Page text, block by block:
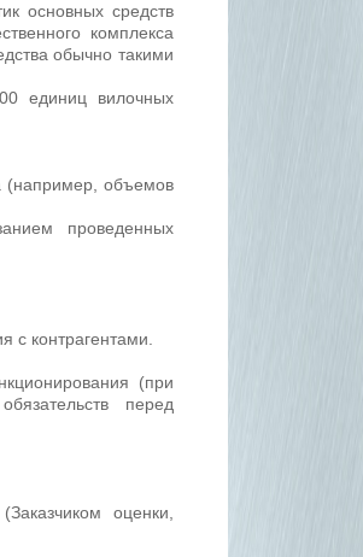
основных средств
комплекса
обычно такими
единиц вилочных
(например, объемов
проведенных
с контрагентами.
(при
перед
оценки,